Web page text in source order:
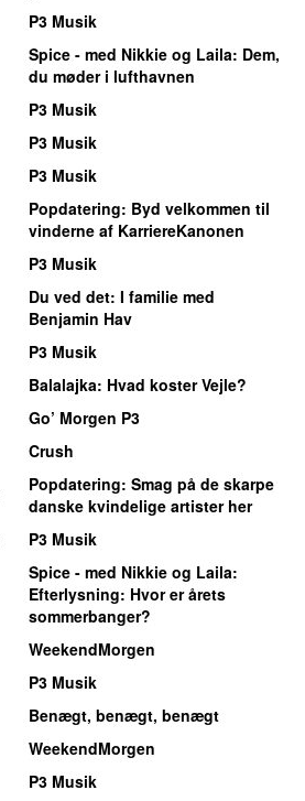
P3 Musik
Spice - med Nikkie og Laila: Dem,
du møder i lufthavnen
P3 Musik
P3 Musik
P3 Musik
Popdatering: Byd velkommen til
vinderne af KarriereKanonen
P3 Musik
Du ved det: I familie med
Benjamin Hav
P3 Musik
Balalajka: Hvad koster Vejle?
Go’ Morgen P3
Crush
Popdatering: Smag på de skarpe
danske kvindelige artister her
P3 Musik
Spice - med Nikkie og Laila:
Efterlysning: Hvor er årets
sommerbanger?
WeekendMorgen
P3 Musik
Benægt, benægt, benægt
WeekendMorgen
P3 Musik